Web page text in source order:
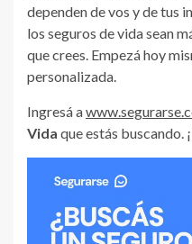
dependen de vos y de tus
los seguros de vida sean
que crees. Empezá hoy
personalizada.
Ingresá a
Vida que estás buscando.